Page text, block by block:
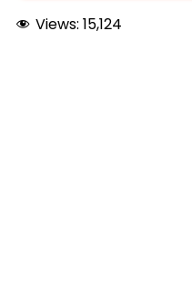
Views: 15,124